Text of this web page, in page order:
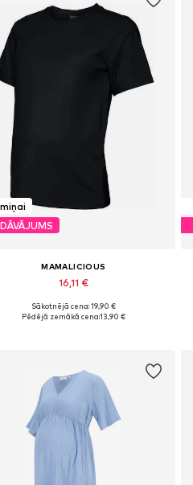
MAMALICIOUS
16,11 €
+3
Pieejamie izmēri: XS, S, M, L, XL, XXL
Sākotnējā cena: 19,90 €
Pēdējā zemākā cena:13,90 €